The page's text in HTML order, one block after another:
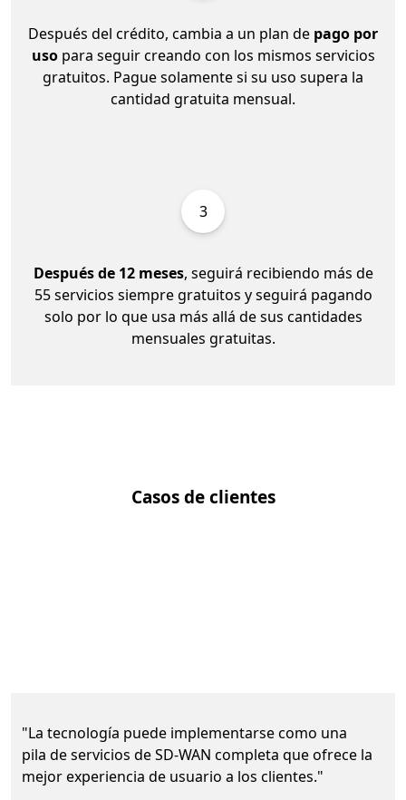
Después del crédito, cambia a un plan de pago por
usopara seguir creando con los mismos servicios
gratuitos. Pague solamente si su uso supera la
cantidad gratuita mensual.
3
Después de 12 meses, seguirá recibiendo más de
55 servicios siempre gratuitos y seguirá pagando
solo por lo que usa más allá de sus cantidades
mensuales gratuitas.
Casos de clientes
"La tecnología puede implementarse como una
pila de servicios de SD-WAN completa que ofrece la
mejor experiencia de usuario a los clientes."